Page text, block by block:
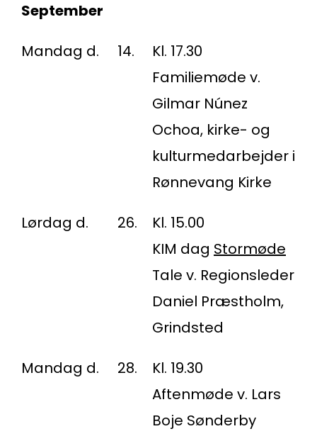
September
Mandag d. 14.
Kl. 17.30
Familiemøde v.
Gilmar Núnez
Ochoa, kirke- og
kulturmedarbejder i
Rønnevang Kirke
Lørdag d. 26.
Kl. 15.00
KIM dag Stormøde
Tale v. Regionsleder
Daniel Præstholm,
Grindsted
Mandag d. 28.
Kl. 19.30
Aftenmøde v. Lars
Boje Sønderby